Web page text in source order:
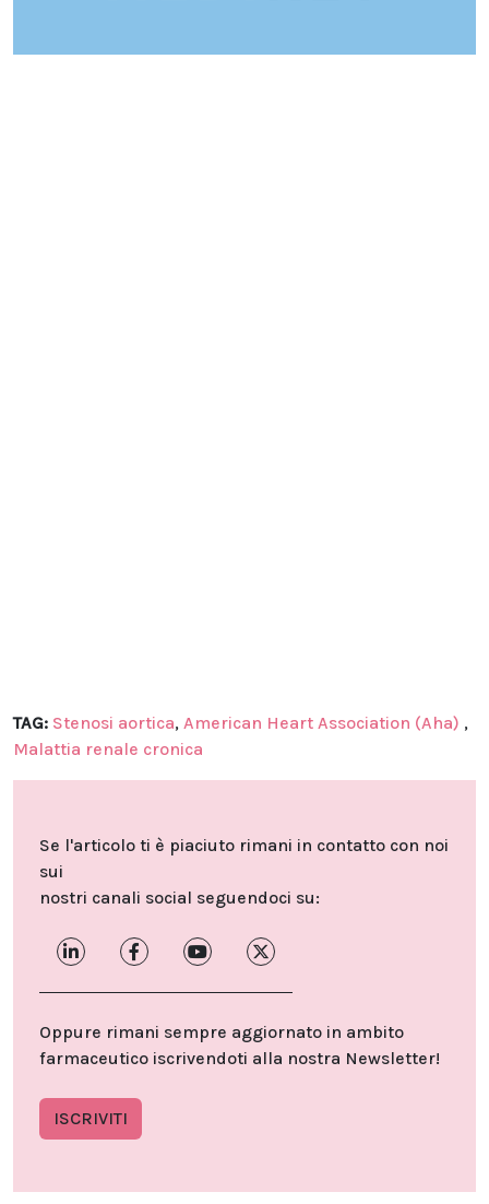
TAG: Stenosi aortica, American Heart Association (Aha) ,
Malattia renale cronica
Se l'articolo ti è piaciuto rimani in contatto con noi
sui
nostri canali social seguendoci su:
Oppure rimani sempre aggiornato in ambito
farmaceutico iscrivendoti alla nostra Newsletter!
ISCRIVITI